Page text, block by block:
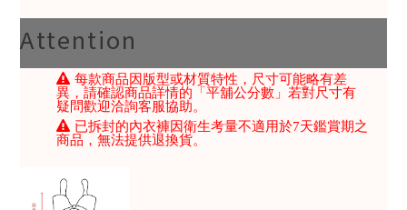
Attention
每款商品因版型或材質特性，尺寸可能略有差
異，請確認商品詳情的「平舖公分數」若對尺寸有
疑問歡迎洽詢客服協助。
已拆封的內衣褲因衛生考量不適用於7天鑑賞期之
商品，無法提供退換貨。